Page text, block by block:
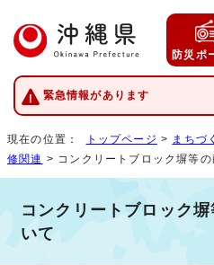
防災ポ
緊急情報があります
現在の位置： トップページ > まちづ
修関連 > コンクリートブロック塀等
コンクリートブロック
いて